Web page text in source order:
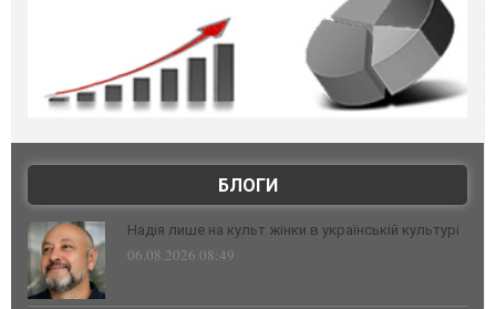
БЛОГИ
Надія лише на культ жінки в українській культурі
06.08.2026 08:49